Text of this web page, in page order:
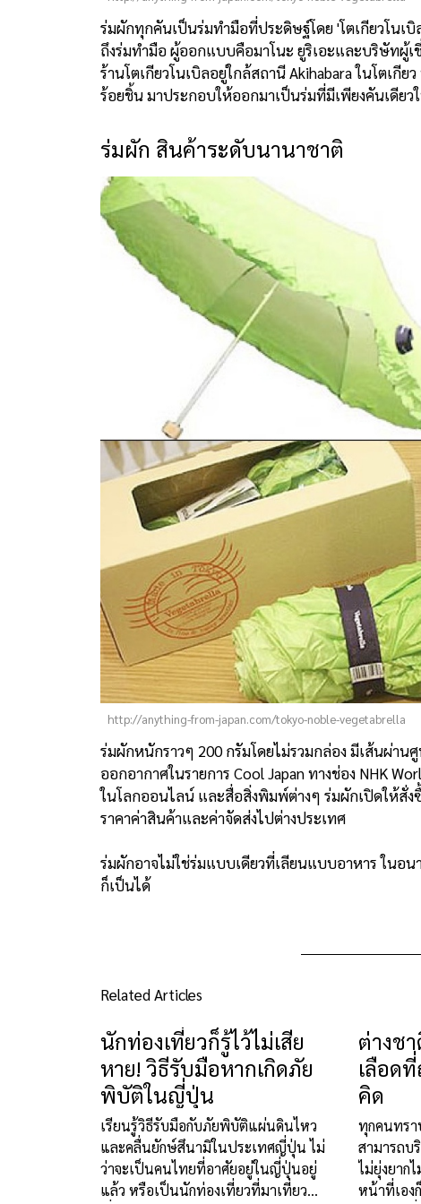
ร่มผักทุกคันเป็นร่มทำมือที่ประดิษฐ์โดย 'โตเกียวโน
ถึงร่มทำมือ ผู้ออกแบบคือมาโนะ ยูริเอะและบริษัทผู้
ร้านโตเกียวโนเบิลอยู่ใกล้สถานี Akihabara ในโตเ
ร้อยชิ้น มาประกอบให้ออกมาเป็นร่มที่มีเพียงคันเดียว
ร่มผัก สินค้าระดับนานาชาติ
http://anything-from-japan.com/tokyo-noble-vegetabrella
ร่มผักหนักราวๆ 200 กรัมโดยไม่รวมกล่อง มีเส้นผ่าน
ออกอากาศในรายการ Cool Japan ทางช่อง NHK
ในโลกออนไลน์ และสื่อสิ่งพิมพ์ต่างๆ ร่มผักเปิดให้สั่
ราคาค่าสินค้าและค่าจัดส่งไปต่างประเทศ
ร่มผักอาจไม่ใช่ร่มแบบเดียวที่เลียนแบบอาหาร ในอ
ก็เป็นได้
Related Articles
นักท่องเที่ยวก็รู้ไว้ไม่เสีย
หาย! วิธีรับมือหากเกิดภัย
พิบัติในญี่ปุ่น
เรียนรู้วิธีรับมือกับภัยพิบัติแผ่นดินไหว
และคลื่นยักษ์สึนามิในประเทศญี่ปุ่น ไม่
ว่าจะเป็นคนไทยที่อาศัยอยู่ในญี่ปุ่นอยู่
แล้ว หรือเป็นนักท่องเที่ยวที่มาเที่ยว
ต่างช
เลือด
คิด
ทุกคนทรา
สามารถบ
ไม่ยุ่งยาก
หน้าที่เอง